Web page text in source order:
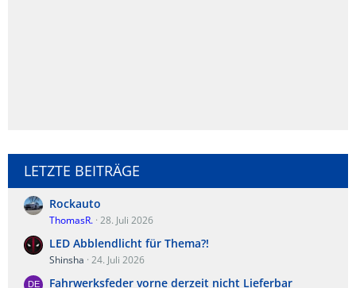
LETZTE BEITRÄGE
Rockauto
ThomasR. 28. Juli 2026
LED Abblendlicht für Thema?!
Shinsha 24. Juli 2026
Fahrwerksfeder vorne derzeit nicht Lieferbar